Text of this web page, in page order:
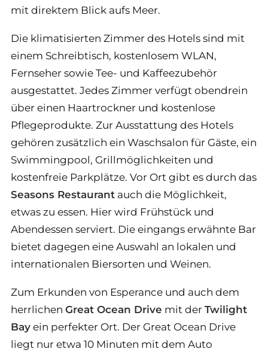
mit direktem Blick aufs Meer.
Die klimatisierten Zimmer des Hotels sind mit
einem Schreibtisch, kostenlosem WLAN,
Fernseher sowie Tee- und Kaffeezubehör
ausgestattet. Jedes Zimmer verfügt obendrein
über einen Haartrockner und kostenlose
Pflegeprodukte. Zur Ausstattung des Hotels
gehören zusätzlich ein Waschsalon für Gäste, ein
Swimmingpool, Grillmöglichkeiten und
kostenfreie Parkplätze. Vor Ort gibt es durch das
Seasons Restaurant auch die Möglichkeit,
etwas zu essen. Hier wird Frühstück und
Abendessen serviert. Die eingangs erwähnte Bar
bietet dagegen eine Auswahl an lokalen und
internationalen Biersorten und Weinen.
Zum Erkunden von Esperance und auch dem
herrlichen Great Ocean Drive mit der Twilight
Bay ein perfekter Ort. Der Great Ocean Drive
liegt nur etwa 10 Minuten mit dem Auto